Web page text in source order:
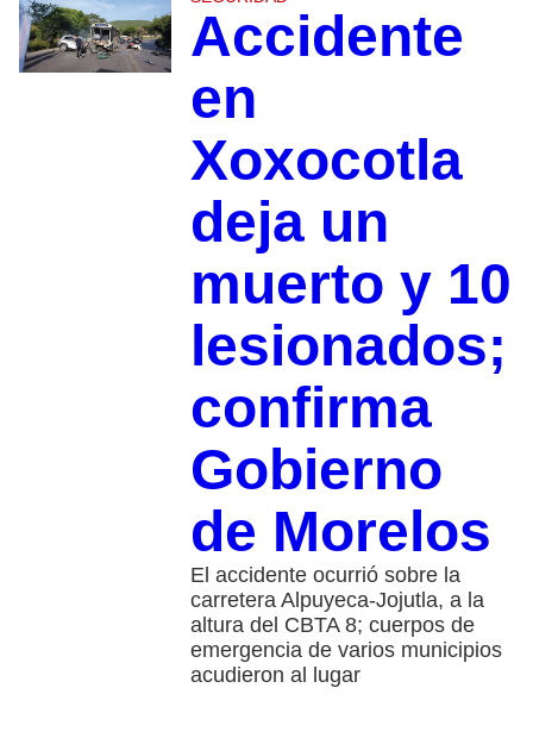
Accidente
en
Xoxocotla
deja un
muerto y 10
lesionados;
confirma
Gobierno
de Morelos
El accidente ocurrió sobre la
carretera Alpuyeca-Jojutla, a la
altura del CBTA 8; cuerpos de
emergencia de varios municipios
acudieron al lugar